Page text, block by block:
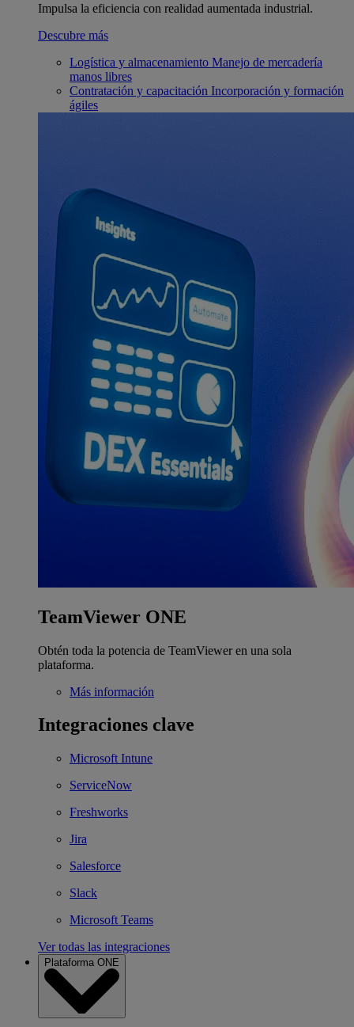
Impulsa la eficiencia con realidad aumentada industrial.
Descubre más
Logística y almacenamiento Manejo de mercadería
manos libres
Contratación y capacitación Incorporación y formación
ágiles
TeamViewer ONE
Obtén toda la potencia de TeamViewer en una sola
plataforma.
Más información
Integraciones clave
Microsoft Intune
ServiceNow
Freshworks
Jira
Salesforce
Slack
Microsoft Teams
Ver todas las integraciones
Plataforma ONE